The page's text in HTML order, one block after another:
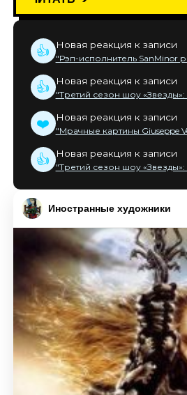
👍 Новая реакция к записи
"Рэп-исполнитель SanMinor
👍 Новая реакция к записи
"Третий сезон шоу «Звезды»:
❤️ Новая реакция к записи
"Мрачные картины Giuseppe
👍 Новая реакция к записи
"Третий сезон шоу «Звезды»:
Иностранные художники